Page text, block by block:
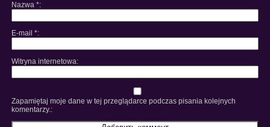
Nazwa *
E-mail *
Witryna internetowa
Zapamiętaj moje dane w tej przeglądarce podczas pisania kolejnych
komentarzy.